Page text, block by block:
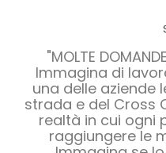
"MOLTE
Immagina di
una delle aziende
strada e del Cross
realtà in cui ogni
raggiungere le